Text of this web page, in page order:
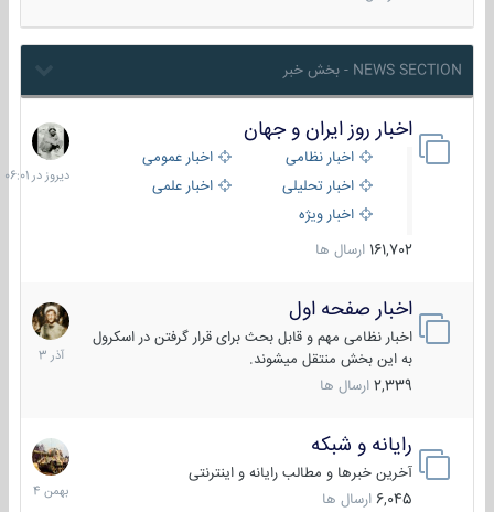
NEWS SECTION - بخش خبر
اخبار روز ایران و جهان
اخبار نظامی
اخبار عمومی
اخبار تحلیلی
اخبار علمی
اخبار ویژه
161,702 ارسال ها
دیروز
در
06:01
اخبار صفحه اول
اخبار نظامی مهم و قابل بحث برای قرار گرفتن در اسکرول
به این بخش منتقل میشوند.
2,339 ارسال ها
7
آذر
1403
رایانه و شبکه
آخرین خبرها و مطالب رایانه و اینترنتی
6,045 ارسال ها
30
بهمن
1404